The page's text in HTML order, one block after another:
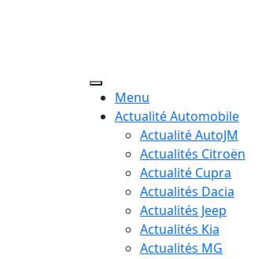
Menu
Actualité Automobile
Actualité AutoJM
Actualités Citroën
Actualité Cupra
Actualités Dacia
Actualités Jeep
Actualités Kia
Actualités MG